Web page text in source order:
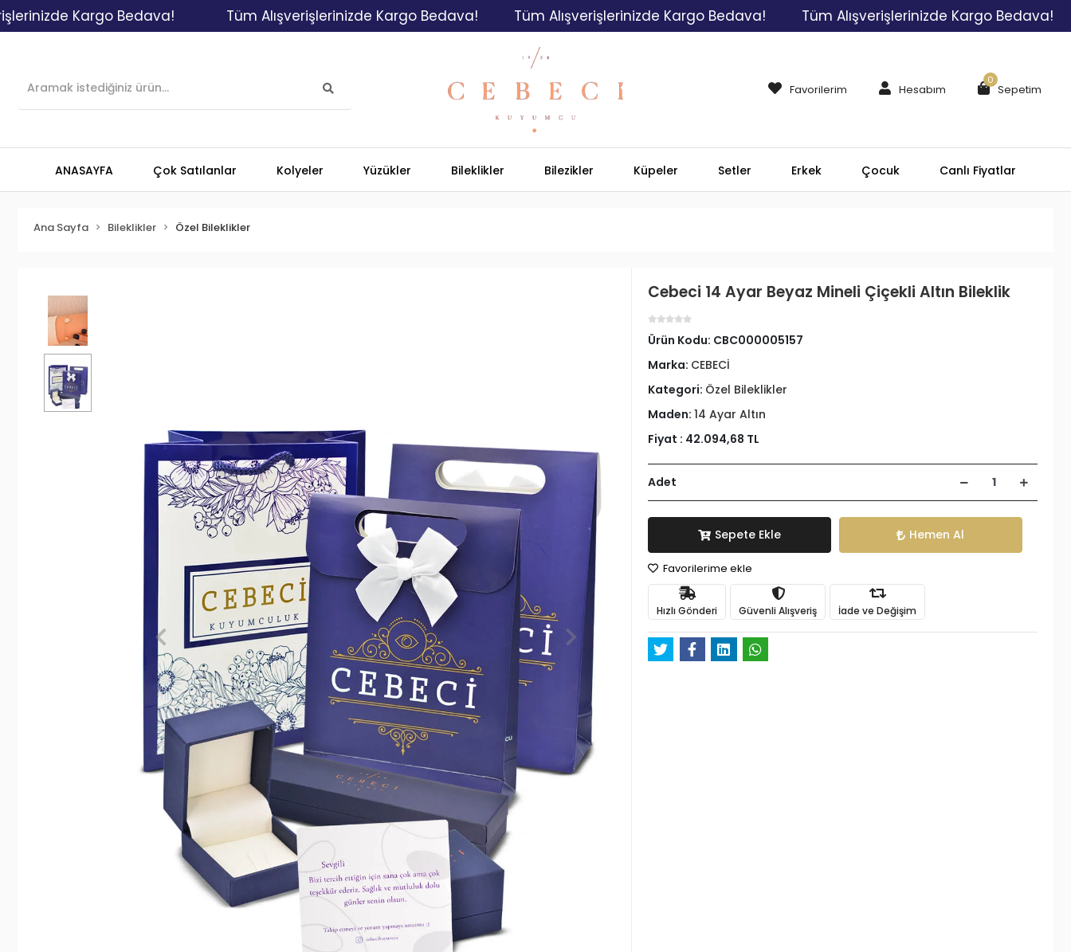
Kargo Bedava! Tüm Alışverişlerinizde Kargo Bedava! Tüm Alışverişlerinizde Kargo Bedava! Tüm Alışverişlerinizde Kargo Bedava!
Favorilerim Hesabım Sepetim
0
ANASAYFA Çok Satılanlar Kolyeler Yüzükler Bileklikler Bilezikler Küpeler Setler Erkek Çocuk Canlı Fiyatlar
Ana Sayfa Bileklikler Özel Bileklikler
Cebeci 14 Ayar Beyaz Mineli Çiçekli Altın Bileklik
Ürün Kodu: CBC000005157
Marka: CEBECİ
Kategori: Özel Bileklikler
Maden: 14 Ayar Altın
Fiyat : 42.094,68 TL
Adet
Sepete Ekle Hemen Al
Favorilerime ekle
Hızlı Gönderi Güvenli Alışveriş İade ve Değişim